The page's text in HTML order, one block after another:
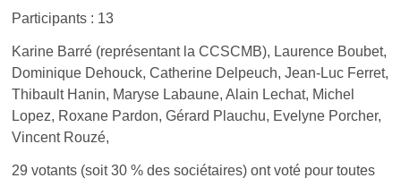
Participants : 13
Karine Barré (représentant la CCSCMB), Laurence Boubet,
Dominique Dehouck, Catherine Delpeuch, Jean-Luc Ferret,
Thibault Hanin, Maryse Labaune, Alain Lechat, Michel
Lopez, Roxane Pardon, Gérard Plauchu, Evelyne Porcher,
Vincent Rouzé,
29 votants (soit 30 % des sociétaires) ont voté pour toutes